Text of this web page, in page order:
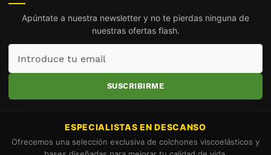
Apúntate a nuestra newsletter y no te pierdas ninguna de
nuestras ofertas flash.
Introduce
email
SUSCRIBIRME
ESPECIALISTAS EN DESCANSO
Ofrecemos una selección exclusiva de colchones viscoelásticos y